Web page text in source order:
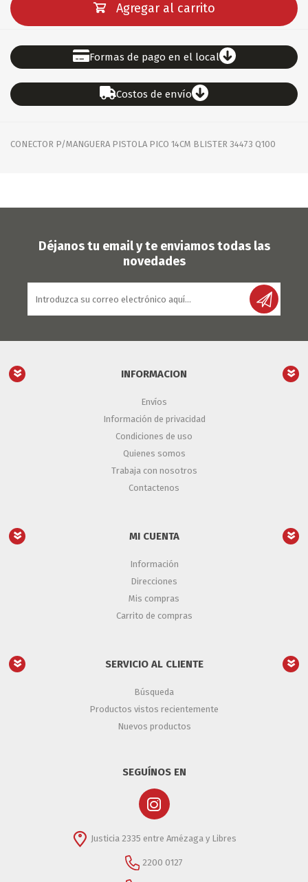
Agregar al carrito
Formas de pago en el local
Costos de envío
CONECTOR P/MANGUERA PISTOLA PICO 14CM BLISTER 34473 Q100
Déjanos tu email y te enviamos todas las
novedades
INFORMACION
Envíos
Información de privacidad
Condiciones de uso
Quienes somos
Trabaja con nosotros
Contactenos
MI CUENTA
Información
Direcciones
Mis compras
Carrito de compras
SERVICIO AL CLIENTE
Búsqueda
Productos vistos recientemente
Nuevos productos
SEGUÍNOS EN
Justicia 2335 entre Amézaga y Libres
2200 0127